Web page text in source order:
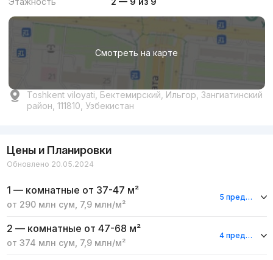
Смотреть на карте
Toshkent viloyati, Бектемирский, Ильгор, Зангиатинский
район, 111810, Узбекистан
Цены и Планировки
Обновлено 20.05.2024
1 — комнатные от 37-47 м²
от 290 млн сум 7,9 млн/м²
5 предложений
2 — комнатные от 47-68 м²
от 374 млн сум 7,9 млн/м²
4 предложения